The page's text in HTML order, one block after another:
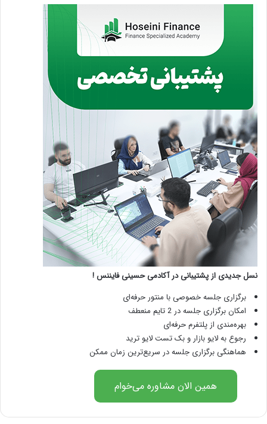
نسل جدیدی از پشتیبانی در آکادمی حسینی فایننس !
برگزاری جلسه خصوصی با منتور حرفه‌ای
امکان برگزاری جلسه در 2 تایم منعطف
بهره‌مندی از پلتفرم حرفه‌ای
رجوع به لایو بازار و بک تست لایو ترید
هماهنگی برگزاری جلسه در سریع‌ترین زمان ممکن
همین الان مشاوره می‌خوام